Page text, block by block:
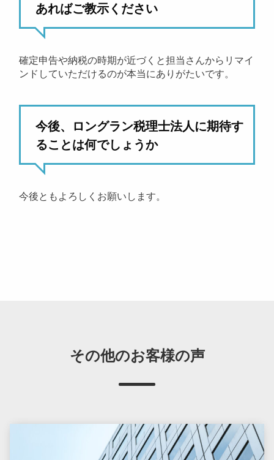
あればご教示ください
確定申告や納税の時期が近づくと担当さんからリマイ
ンドしていただけるのが本当にありがたいです。
今後、ロングラン税理士法人に期待す
ることは何でしょうか
今後ともよろしくお願いします。
その他のお客様の声